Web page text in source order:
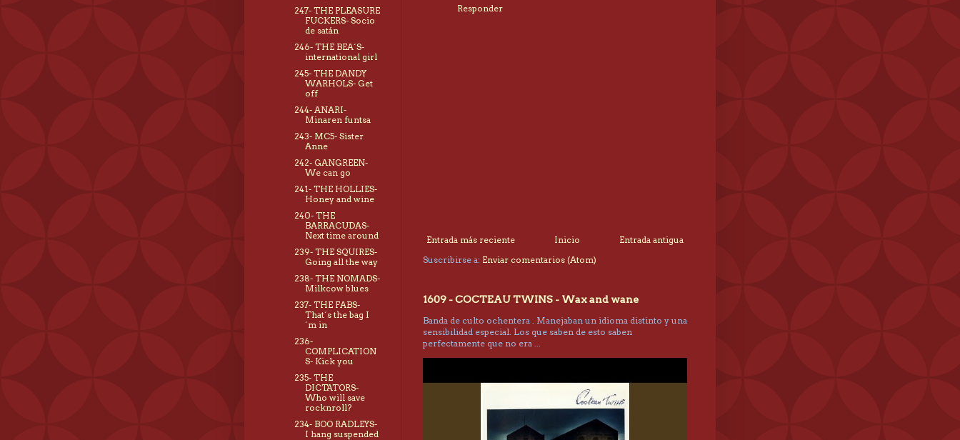
Responder
Entrada más reciente Entrada antigua
Inicio
Suscribirse a: Enviar comentarios (Atom)
1609 - COCTEAU TWINS - Wax and wane
Banda de culto ochentera . Manejaban un idioma distinto y una
sensibilidad especial. Los que saben de esto saben
perfectamente que no era ...
247- THE PLEASURE
FUCKERS- Socio
de satán
246- THE BEA´S-
international girl
245- THE DANDY
WARHOLS- Get
off
244- ANARI-
Minaren funtsa
243- MC5- Sister
Anne
242- GANGREEN-
We can go
241- THE HOLLIES-
Honey and wine
240- THE
BARRACUDAS-
Next time around
239- THE SQUIRES-
Going all the way
238- THE NOMADS-
Milkcow blues
237- THE FABS-
That´s the bag I
´m in
236-
COMPLICATION
S- Kick you
235- THE
DICTATORS-
Who will save
rocknroll?
234- BOO RADLEYS-
I hang suspended